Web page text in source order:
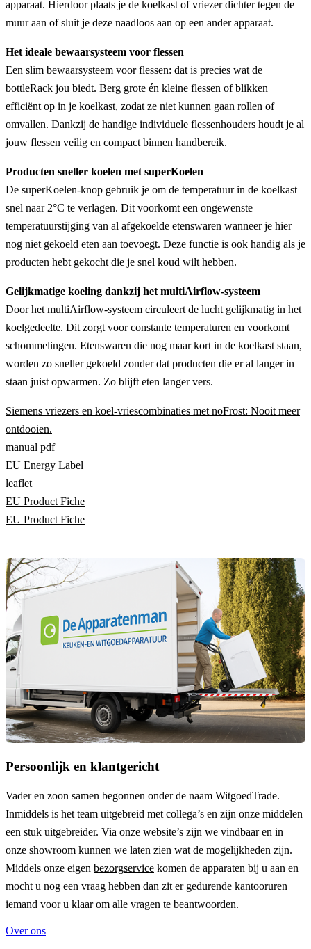
apparaat. Hierdoor plaats je de koelkast of vriezer dichter tegen de
muur aan of sluit je deze naadloos aan op een ander apparaat.
Het ideale bewaarsysteem voor flessen
Een slim bewaarsysteem voor flessen: dat is precies wat de
bottleRack jou biedt. Berg grote én kleine flessen of blikken
efficiënt op in je koelkast, zodat ze niet kunnen gaan rollen of
omvallen. Dankzij de handige individuele flessenhouders houdt je al
jouw flessen veilig en compact binnen handbereik.
Producten sneller koelen met superKoelen
De superKoelen-knop gebruik je om de temperatuur in de koelkast
snel naar 2°C te verlagen. Dit voorkomt een ongewenste
temperatuurstijging van al afgekoelde etenswaren wanneer je hier
nog niet gekoeld eten aan toevoegt. Deze functie is ook handig als je
producten hebt gekocht die je snel koud wilt hebben.
Gelijkmatige koeling dankzij het multiAirflow-systeem
Door het multiAirflow-systeem circuleert de lucht gelijkmatig in het
koelgedeelte. Dit zorgt voor constante temperaturen en voorkomt
schommelingen. Etenswaren die nog maar kort in de koelkast staan,
worden zo sneller gekoeld zonder dat producten die er al langer in
staan juist opwarmen. Zo blijft eten langer vers.
Siemens vriezers en koel-vriescombinaties met noFrost: Nooit meer
ontdooien.
manual pdf
EU Energy Label
leaflet
EU Product Fiche
EU Product Fiche
Persoonlijk en klantgericht
Vader en zoon samen begonnen onder de naam WitgoedTrade.
Inmiddels is het team uitgebreid met collega’s en zijn onze middelen
een stuk uitgebreider. Via onze website’s zijn we vindbaar en in
onze showroom kunnen we laten zien wat de mogelijkheden zijn.
Middels onze eigen bezorgservice komen de apparaten bij u aan en
mocht u nog een vraag hebben dan zit er gedurende kantooruren
iemand voor u klaar om alle vragen te beantwoorden.
Over ons